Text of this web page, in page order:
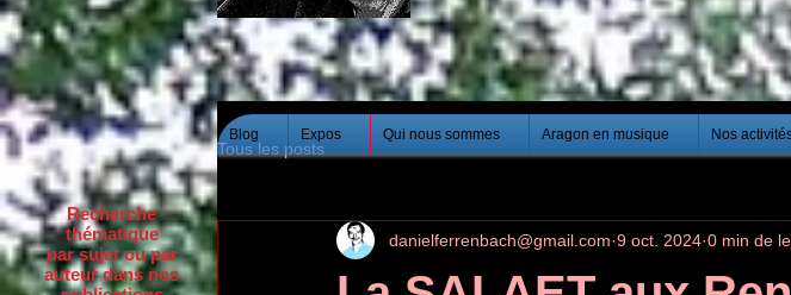
Blog Expos Qui nous sommes Aragon en musique Nos
Tous les posts
danielferrenbach@gmail.com 9 oct. 2024 0 min de
Recherche
thématique
par sujet ou par
auteur dans nos